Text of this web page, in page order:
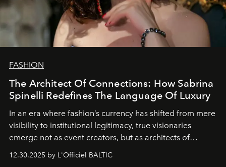
FASHION
The Architect Of Connections: How Sabrina
Spinelli Redefines The Language Of Luxury
In an era where fashion’s currency has shifted from mere
visibility to institutional legitimacy, true visionaries
emerge not as event creators, but as architects of
brand strategist with three decades of mastery in luxury,
12.30.2025 by L'Officiel BALTIC